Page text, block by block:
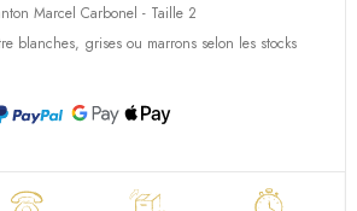
Marcel Carbonel - Taille 2
blanches, grises ou marrons selon les stocks